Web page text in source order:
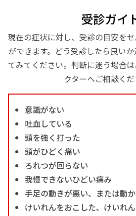
受診ガイ
現在の症状に対し、受診の目安を
ができます。どう受診したら良い
てみてください。判断に迷う場合
クターへご相談くだ
意識がない
吐血している
頭を強く打った
頭がひどく痛い
ろれつが回らない
我慢できないひどい痛み
手足の動きが悪い、または動
けいれんをおこした、けいれ